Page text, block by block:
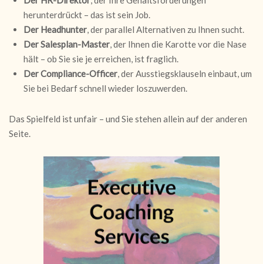
herunterdrückt – das ist sein Job.
Der Headhunter, der parallel Alternativen zu Ihnen sucht.
Der Salesplan-Master, der Ihnen die Karotte vor die Nase
hält – ob Sie sie je erreichen, ist fraglich.
Der Compliance-Officer, der Ausstiegsklauseln einbaut, um
Sie bei Bedarf schnell wieder loszuwerden.
Das Spielfeld ist unfair – und Sie stehen allein auf der anderen
Seite.